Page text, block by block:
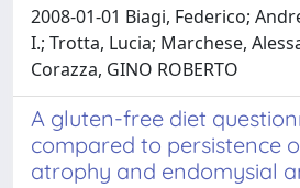
2008-01-01 Biagi, Federico;
I.; Trotta, Lucia; Marchese,
Corazza, GINO ROBERTO
A gluten-free diet
compared to persistence
atrophy and endomysial